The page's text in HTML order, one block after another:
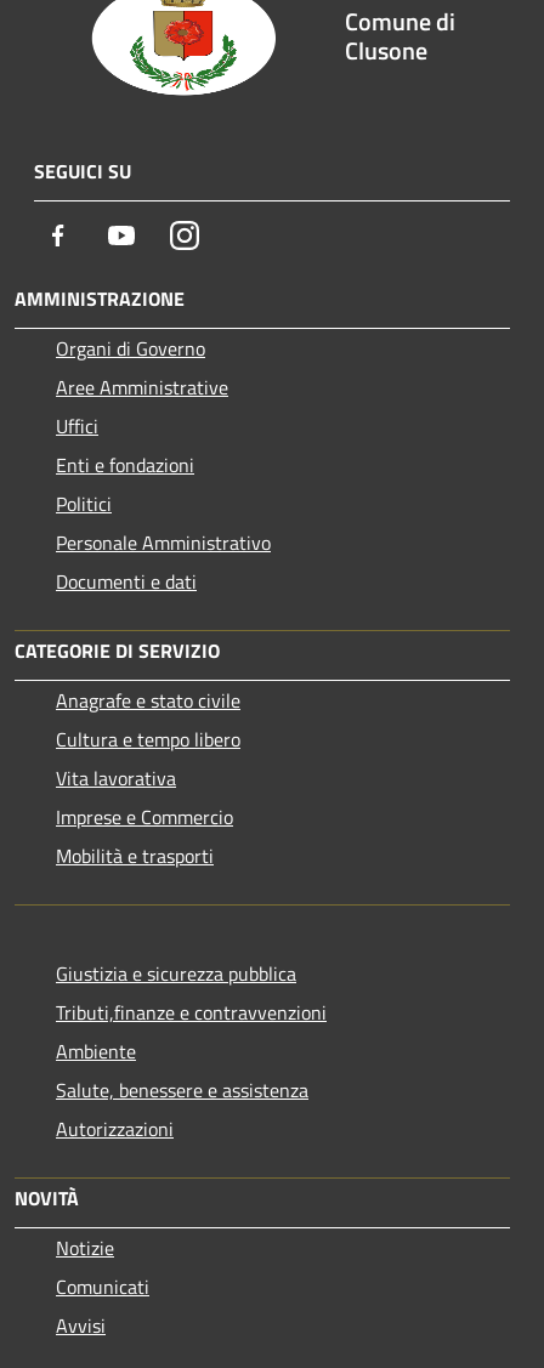
Comune di
Clusone
SEGUICI SU
Facebook YoutubeInstagram
AMMINISTRAZIONE
Organi di Governo
Aree Amministrative
Uffici
Enti e fondazioni
Politici
Personale Amministrativo
Documenti e dati
CATEGORIE DI SERVIZIO
Anagrafe e stato civile
Cultura e tempo libero
Vita lavorativa
Imprese e Commercio
Mobilità e trasporti
Giustizia e sicurezza pubblica
Tributi,finanze e contravvenzioni
Ambiente
Salute, benessere e assistenza
Autorizzazioni
NOVITÀ
Notizie
Comunicati
Avvisi